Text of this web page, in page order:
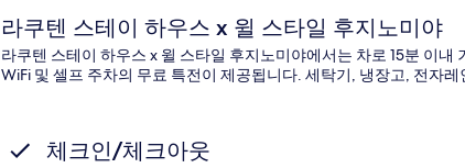
라쿠텐 스테이 하우스 x 윌 스타일 후지노미야
라쿠텐 스테이 하우스 x 윌 스타일 후지노미야에서는 차로 15분 이
WiFi 및 셀프 주차의 무료 특전이 제공됩니다. 세탁기, 냉장고, 전자
체크인/체크아웃